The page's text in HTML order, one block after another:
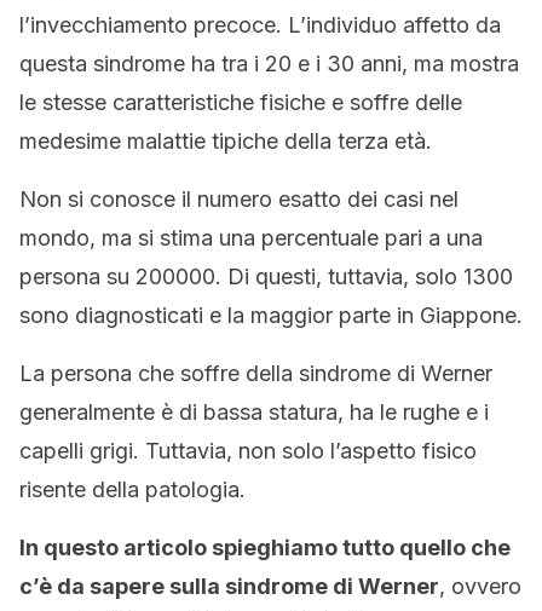
l’invecchiamento precoce. L’individuo affetto da
questa sindrome ha tra i 20 e i 30 anni, ma mostra
le stesse caratteristiche fisiche e soffre delle
medesime malattie tipiche della terza età.
Non si conosce il numero esatto dei casi nel
mondo, ma si stima una percentuale pari a una
persona su 200000. Di questi, tuttavia, solo 1300
sono diagnosticati e la maggior parte in Giappone.
La persona che soffre della sindrome di Werner
generalmente è di bassa statura, ha le rughe e i
capelli grigi. Tuttavia, non solo l’aspetto fisico
risente della patologia.
In questo articolo spieghiamo tutto quello che
c’è da sapere sulla sindrome di Werner, ovvero